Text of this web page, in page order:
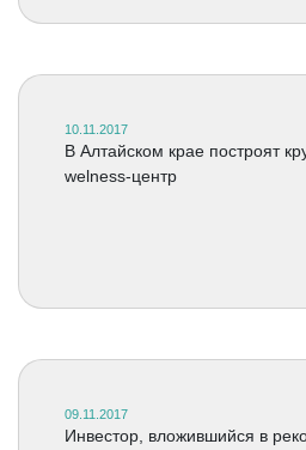
10.11.2017
В Алтайском крае построят
welness-центр
09.11.2017
Инвестор, вложившийся в